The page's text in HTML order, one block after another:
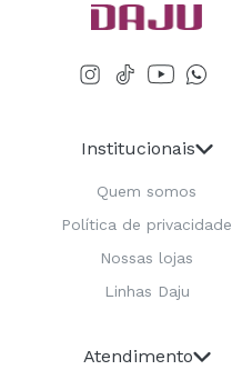
Institucionais
Quem somos
Política de privacidade
Nossas lojas
Linhas Daju
Atendimento